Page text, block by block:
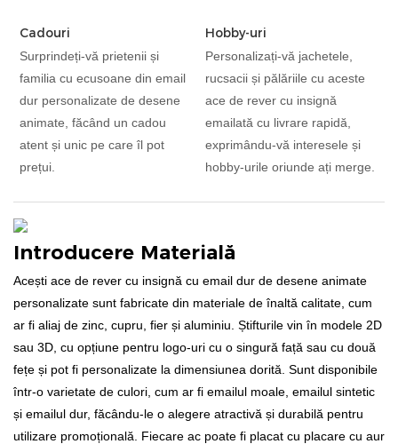
Cadouri
Surprindeți-vă prietenii și
familia cu ecusoane din email
dur personalizate de desene
animate, făcând un cadou
atent și unic pe care îl pot
prețui.
Hobby-uri
Personalizați-vă jachetele,
rucsacii și pălăriile cu aceste
ace de rever cu insignă
emailată cu livrare rapidă,
exprimându-vă interesele și
hobby-urile oriunde ați merge.
Introducere Materială
Acești ace de rever cu insignă cu email dur de desene animate
personalizate sunt fabricate din materiale de înaltă calitate, cum
ar fi aliaj de zinc, cupru, fier și aluminiu. Știfturile vin în modele 2D
sau 3D, cu opțiune pentru logo-uri cu o singură față sau cu două
fețe și pot fi personalizate la dimensiunea dorită. Sunt disponibile
într-o varietate de culori, cum ar fi emailul moale, emailul sintetic
și emailul dur, făcându-le o alegere atractivă și durabilă pentru
utilizare promoțională. Fiecare ac poate fi placat cu placare cu aur